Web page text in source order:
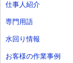
仕事人紹介
専門用語
水回り情報
お客様の作業事例